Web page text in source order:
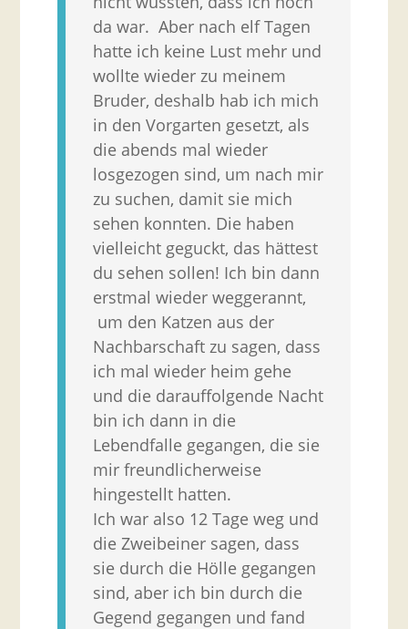
da war. Aber nach elf Tagen
hatte ich keine Lust mehr und
wollte wieder zu meinem
Bruder, deshalb hab ich mich
in den Vorgarten gesetzt, als
die abends mal wieder
losgezogen sind, um nach mir
zu suchen, damit sie mich
sehen konnten. Die haben
vielleicht geguckt, das hättest
du sehen sollen! Ich bin dann
erstmal wieder weggerannt,
um den Katzen aus der
Nachbarschaft zu sagen, dass
ich mal wieder heim gehe
und die darauffolgende Nacht
bin ich dann in die
Lebendfalle gegangen, die sie
mir freundlicherweise
hingestellt hatten.
Ich war also 12 Tage weg und
die Zweibeiner sagen, dass
sie durch die Hölle gegangen
sind, aber ich bin durch die
Gegend gegangen und fand